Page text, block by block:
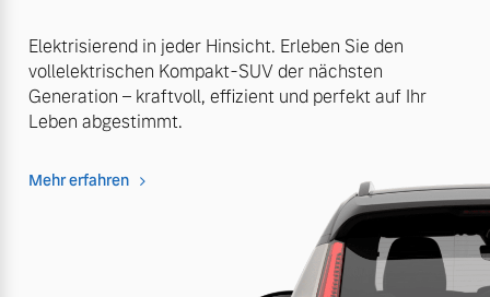
Elektrisierend in jeder Hinsicht. Erleben Sie den
vollelektrischen Kompakt-SUV der nächsten
Generation – kraftvoll, effizient und perfekt auf Ihr
Leben abgestimmt.
Mehr erfahren